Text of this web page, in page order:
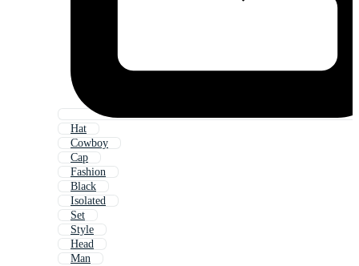
Hat
Cowboy
Cap
Fashion
Black
Isolated
Set
Style
Head
Man